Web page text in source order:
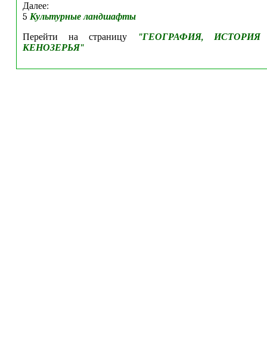
Далее:
5 Культурные ландшафты
Перейти на страницу
"ГЕОГРАФИЯ,
КЕНОЗЕРЬЯ"